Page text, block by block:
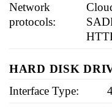
Network
protocols:
HARD DISK
Interface Type: